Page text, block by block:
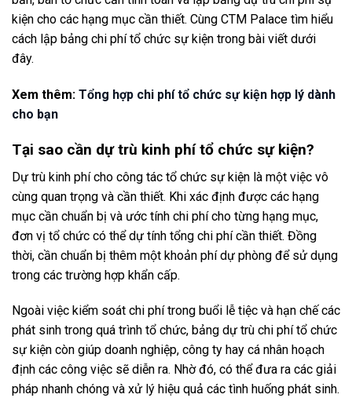
kiện cho các hạng mục cần thiết. Cùng CTM Palace tìm hiểu
cách lập bảng chi phí tổ chức sự kiện trong bài viết dưới
đây.
Xem thêm: Tổng hợp chi phí tổ chức sự kiện hợp lý dành
cho bạn
Tại sao cần dự trù kinh phí tổ chức sự kiện?
Dự trù kinh phí cho công tác tổ chức sự kiện là một việc vô
cùng quan trọng và cần thiết. Khi xác định được các hạng
mục cần chuẩn bị và ước tính chi phí cho từng hạng mục,
đơn vị tổ chức có thể dự tính tổng chi phí cần thiết. Đồng
thời, cần chuẩn bị thêm một khoản phí dự phòng để sử dụng
trong các trường hợp khẩn cấp.
Ngoài việc kiểm soát chi phí trong buổi lễ tiệc và hạn chế các
phát sinh trong quá trình tổ chức, bảng dự trù chi phí tổ chức
sự kiện còn giúp doanh nghiệp, công ty hay cá nhân hoạch
định các công việc sẽ diễn ra. Nhờ đó, có thể đưa ra các giải
pháp nhanh chóng và xử lý hiệu quả các tình huống phát sinh.